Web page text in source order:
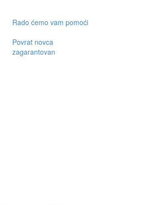
Rado ćemo vam pomoći
Povrat novca
zagarantovan